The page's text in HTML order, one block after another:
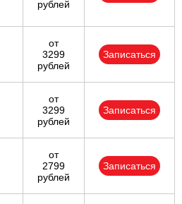
рублей
от
3299
рублей
Записаться
от
3299
рублей
Записаться
от
2799
рублей
Записаться